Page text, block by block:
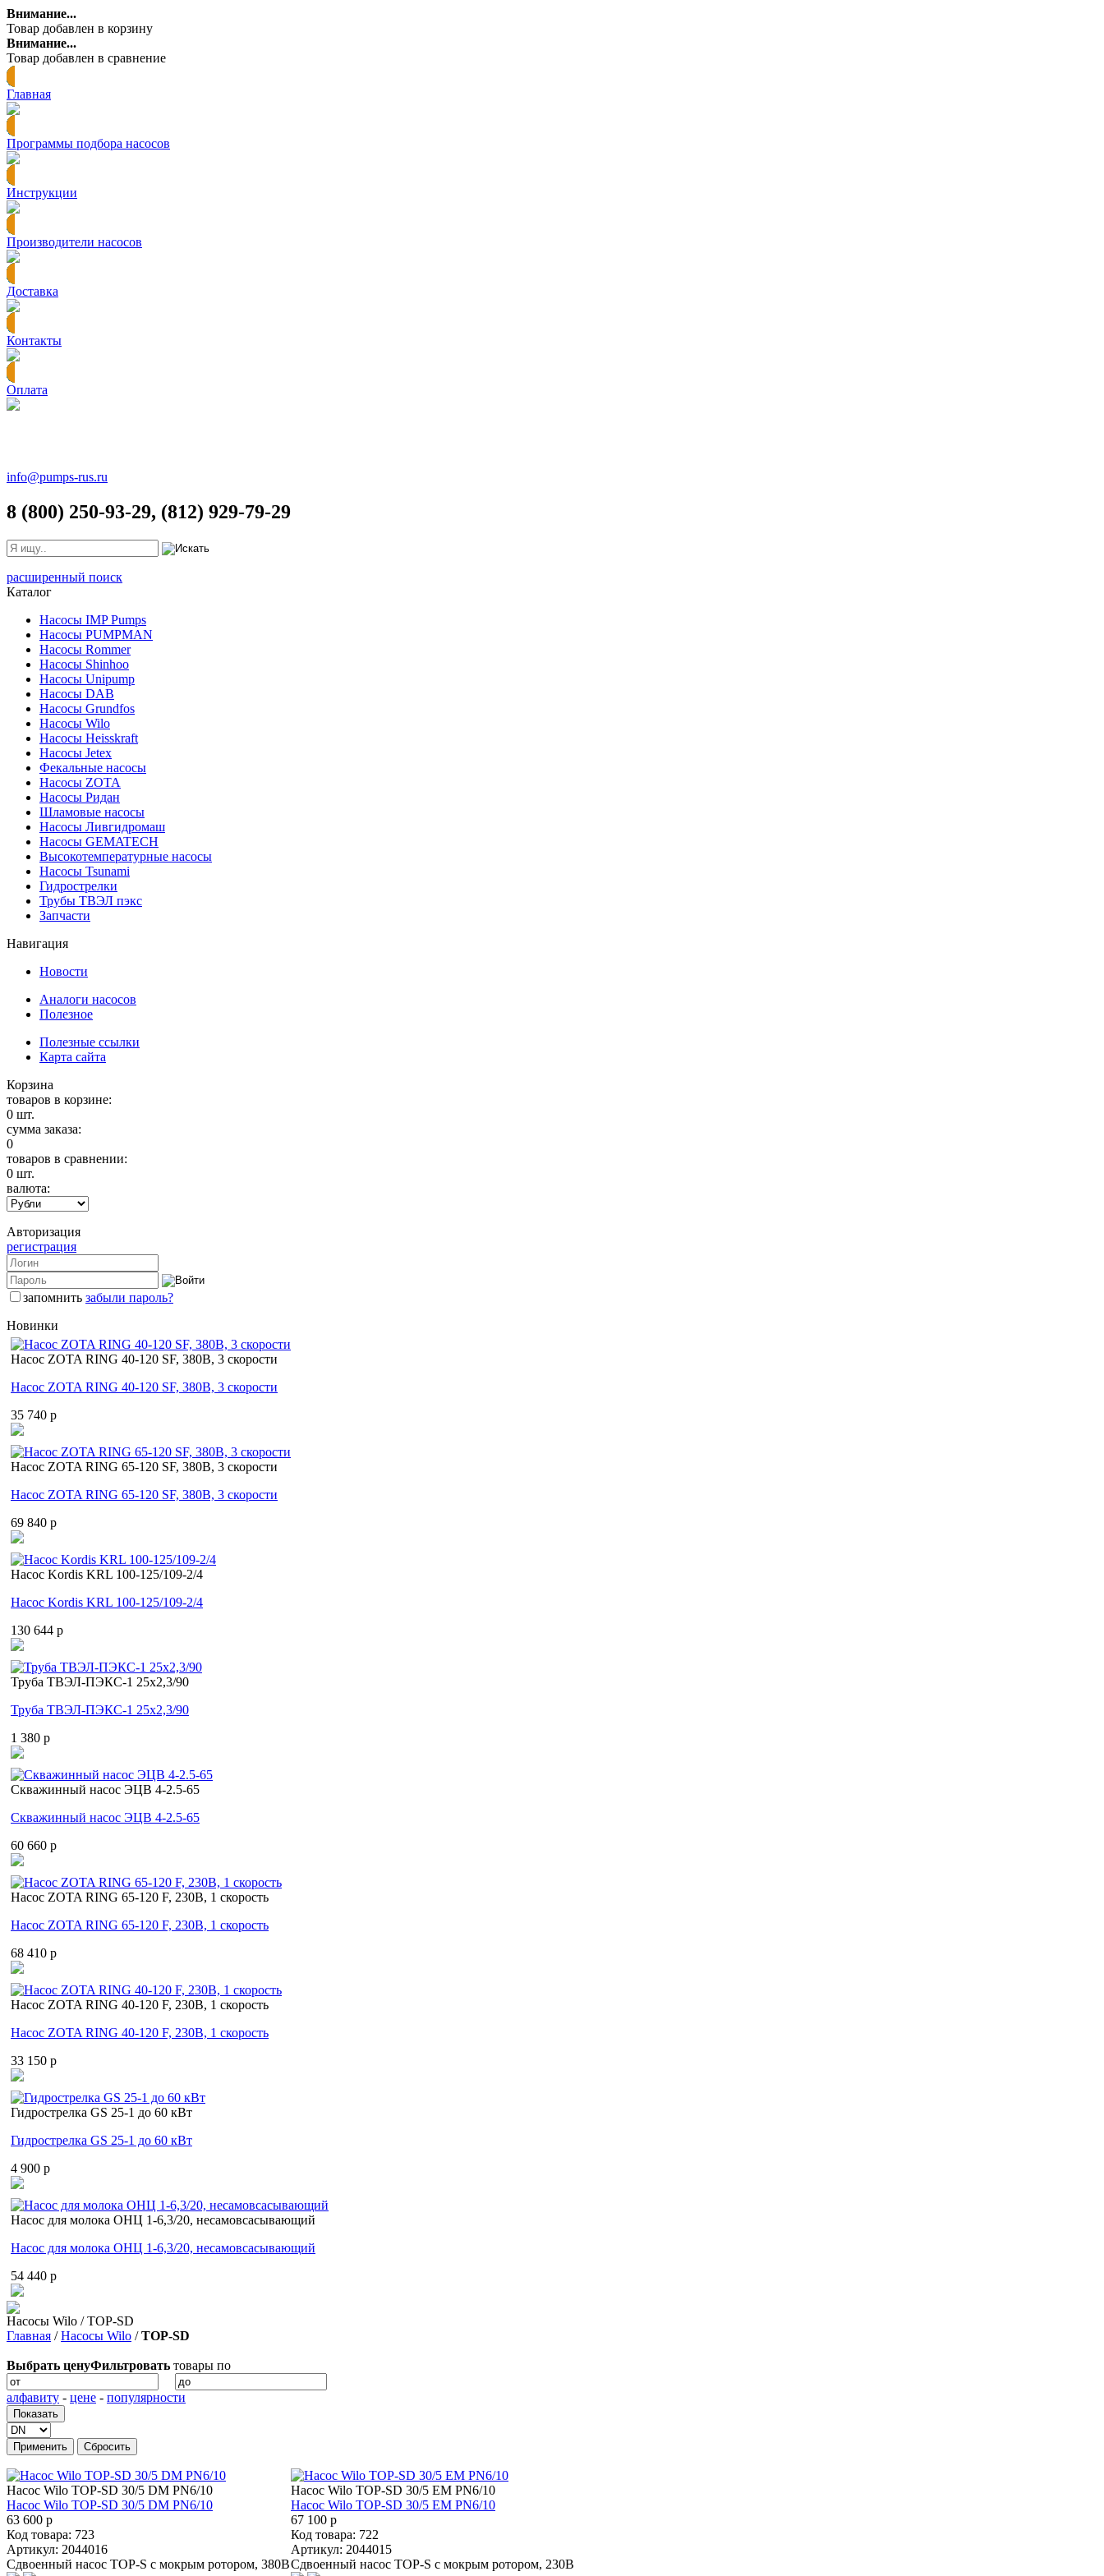
Внимание...
Товар добавлен в корзину
Внимание...
Товар добавлен в сравнение
Главная
Программы подбора насосов
Инструкции
Производители насосов
Доставка
Контакты
Оплата
info@pumps-rus.ru
8 (800) 250-93-29, (812) 929-79-29
расширенный поиск
Каталог
Насосы IMP Pumps
Насосы PUMPMAN
Насосы Rommer
Насосы Shinhoo
Насосы Unipump
Насосы DAB
Насосы Grundfos
Насосы Wilo
Насосы Heisskraft
Насосы Jetex
Фекальные насосы
Насосы ZOTA
Насосы Ридан
Шламовые насосы
Насосы Ливгидромаш
Насосы GEMATECH
Высокотемпературные насосы
Насосы Tsunami
Гидрострелки
Трубы ТВЭЛ пэкс
Запчасти
Навигация
Новости
Аналоги насосов
Полезное
Полезные ссылки
Карта сайта
Корзина
товаров в корзине:
0 шт.
сумма заказа:
0
товаров в сравнении:
0 шт.
валюта:
Авторизация
регистрация
запомнить забыли пароль?
Новинки
Насос ZOTA RING 40-120 SF, 380В, 3 скорости
Насос ZOTA RING 40-120 SF, 380В, 3 скорости
35 740 p
Насос ZOTA RING 65-120 SF, 380В, 3 скорости
Насос ZOTA RING 65-120 SF, 380В, 3 скорости
69 840 p
Насос Kordis KRL 100-125/109-2/4
Насос Kordis KRL 100-125/109-2/4
130 644 p
Труба ТВЭЛ-ПЭКС-1 25x2,3/90
Труба ТВЭЛ-ПЭКС-1 25x2,3/90
1 380 p
Скважинный насос ЭЦВ 4-2.5-65
Скважинный насос ЭЦВ 4-2.5-65
60 660 p
Насос ZOTA RING 65-120 F, 230В, 1 скорость
Насос ZOTA RING 65-120 F, 230В, 1 скорость
68 410 p
Насос ZOTA RING 40-120 F, 230В, 1 скорость
Насос ZOTA RING 40-120 F, 230В, 1 скорость
33 150 p
Гидрострелка GS 25-1 до 60 кВт
Гидрострелка GS 25-1 до 60 кВт
4 900 p
Насос для молока ОНЦ 1-6,3/20, несамовсасывающий
Насос для молока ОНЦ 1-6,3/20, несамовсасывающий
54 440 p
Насосы Wilo / TOP-SD
Главная /Насосы Wilo /TOP-SD
Выбрать ценуФильтровать товары по
алфавиту - цене - популярности
Насос Wilo TOP-SD 30/5 DM PN6/10
Насос Wilo TOP-SD 30/5 DM PN6/10
63 600 p
Код товара: 723
Артикул: 2044016
Сдвоенный насос TOP-S с мокрым ротором, 380В
Насос Wilo TOP-SD 30/5 EM PN6/10
Насос Wilo TOP-SD 30/5 EM PN6/10
67 100 p
Код товара: 722
Артикул: 2044015
Сдвоенный насос TOP-S с мокрым ротором, 230В